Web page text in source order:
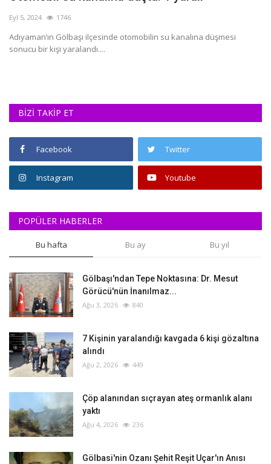
Eyl 5, 2024 1746
Adıyaman’ın Gölbaşı ilçesinde otomobilin su kanalına düşmesi
sonucu bir kişi yaralandı....
BİZİ TAKİP ET
Facebook Twitter
Instagram Youtube
POPÜLER HABERLER
Bu hafta Bu ay Bu yıl
Gölbaşı'ndan Tepe Noktasına: Dr. Mesut
Görücü'nün İnanılmaz...
Ağu 3, 2026 840
‎7 Kişinin yaralandığı kavgada 6 kişi gözaltına
alındı
Ağu 2, 2026 449
Çöp alanından sıçrayan ateş ormanlık alanı
yaktı
Ağu 4, 2026 236
Gölbasi'nin Ozanı Şehit Reşit Uçar'ın Anısı